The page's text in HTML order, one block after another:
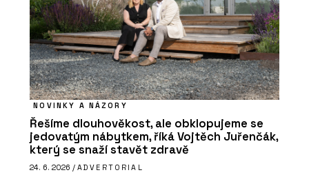
NOVINKY A NÁZORY
Řešíme dlouhověkost, ale obklopujeme se
jedovatým nábytkem, říká Vojtěch Juřenčák,
který se snaží stavět zdravě
24. 6. 2026 / ADVERTORIAL